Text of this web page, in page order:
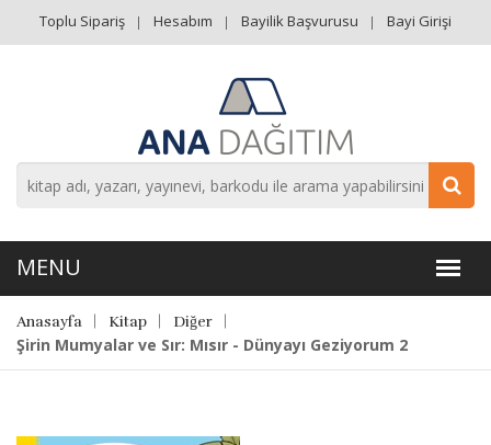
Toplu Sipariş Hesabım Bayilik Başvurusu Bayi Girişi
Anasayfa Kitap Diğer
Şirin Mumyalar ve Sır: Mısır - Dünyayı Geziyorum 2